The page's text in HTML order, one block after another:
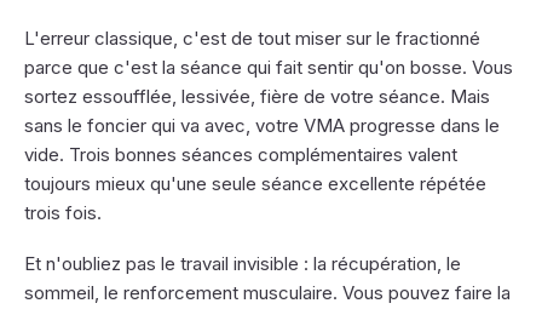
L'erreur classique, c'est de tout miser sur le fractionné
parce que c'est la séance qui fait sentir qu'on bosse. Vous
sortez essoufflée, lessivée, fière de votre séance. Mais
sans le foncier qui va avec, votre VMA progresse dans le
vide. Trois bonnes séances complémentaires valent
toujours mieux qu'une seule séance excellente répétée
trois fois.
Et n'oubliez pas le travail invisible : la récupération, le
sommeil, le renforcement musculaire. Vous pouvez faire la